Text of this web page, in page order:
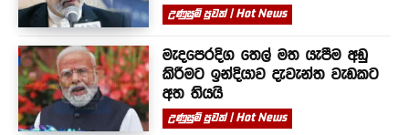
උණුසුම් පුවත් | Hot News
මැදපෙරදිග තෙල් මත යැපීම අඩු
කිරීමට ඉන්දියාව දැවැන්ත වැඩකට
අත තියයි
උණුසුම් පුවත් | Hot News